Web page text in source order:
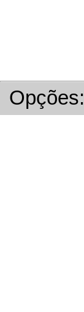
Opções: